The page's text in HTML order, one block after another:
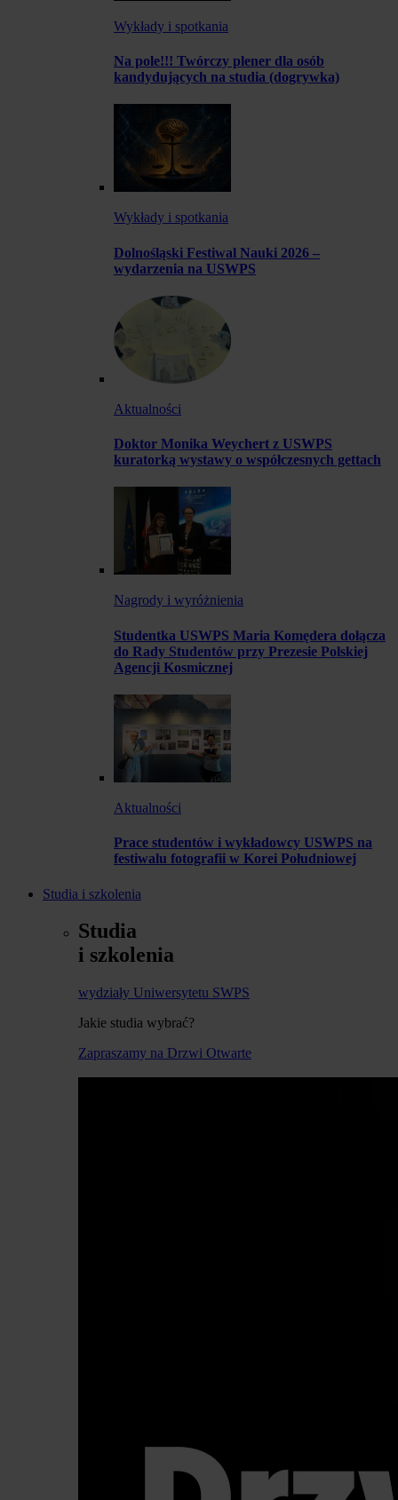
Wykłady i spotkania
Na pole!!! Twórczy plener dla osób
kandydujących na studia (dogrywka)
Wykłady i spotkania
Dolnośląski Festiwal Nauki 2026 –
wydarzenia na USWPS
Aktualności
Doktor Monika Weychert z USWPS
kuratorką wystawy o współczesnych gettach
Nagrody i wyróżnienia
Studentka USWPS Maria Komędera dołącza
do Rady Studentów przy Prezesie Polskiej
Agencji Kosmicznej
Aktualności
Prace studentów i wykładowcy USWPS na
festiwalu fotografii w Korei Południowej
Studia i szkolenia
Studia
i szkolenia
wydziały Uniwersytetu SWPS
Jakie studia wybrać?
Zapraszamy na Drzwi Otwarte